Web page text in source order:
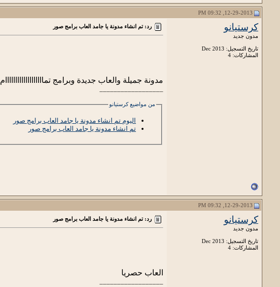
كرستيانو
مدون جديد
تاريخ التسجيل: Dec 2013
المشاركات: 4
رد: تم انشاء مدونة يا جامد العاب برامج صور
مدونة جميلة والعاب جديدة وبرامج
من مواضيع كرستيانو
اليوم تم انشاء مدونة يا جامد العاب برامج صور
تم انشاء مدونة يا جامد العاب برامج صور
كرستيانو
مدون جديد
تاريخ التسجيل: Dec 2013
المشاركات: 4
رد: تم انشاء مدونة يا جامد العاب برامج صور
العاب حصريا